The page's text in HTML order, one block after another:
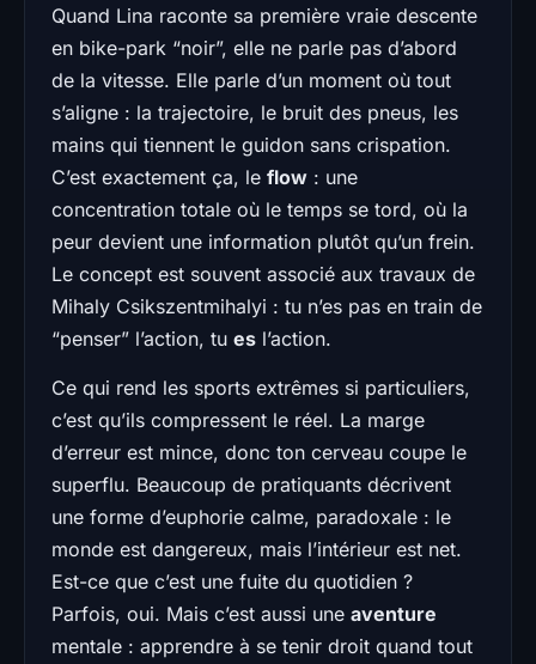
Quand Lina raconte sa première vraie descente
en bike-park “noir”, elle ne parle pas d’abord
de la vitesse. Elle parle d’un moment où tout
s’aligne : la trajectoire, le bruit des pneus, les
mains qui tiennent le guidon sans crispation.
C’est exactement ça, le flow : une
concentration totale où le temps se tord, où la
peur devient une information plutôt qu’un frein.
Le concept est souvent associé aux travaux de
Mihaly Csikszentmihalyi : tu n’es pas en train de
“penser” l’action, tu es l’action.
Ce qui rend les sports extrêmes si particuliers,
c’est qu’ils compressent le réel. La marge
d’erreur est mince, donc ton cerveau coupe le
superflu. Beaucoup de pratiquants décrivent
une forme d’euphorie calme, paradoxale : le
monde est dangereux, mais l’intérieur est net.
Est-ce que c’est une fuite du quotidien ?
Parfois, oui. Mais c’est aussi une aventure
mentale : apprendre à se tenir droit quand tout